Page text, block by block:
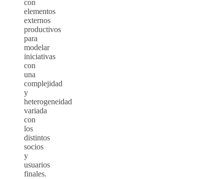
con
elementos
externos
productivos
para
modelar
iniciativas
con
una
complejidad
y
heterogeneidad
variada
con
los
distintos
socios
y
usuarios
finales.